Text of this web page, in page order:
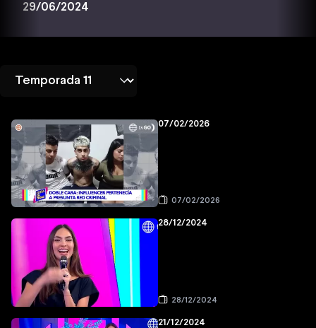
29/06/2024
07/02/2026
07/02/2026
28/12/2024
28/12/2024
21/12/2024